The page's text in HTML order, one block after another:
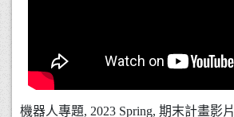
機器人專題, 2023 Spring, 期末計畫影片